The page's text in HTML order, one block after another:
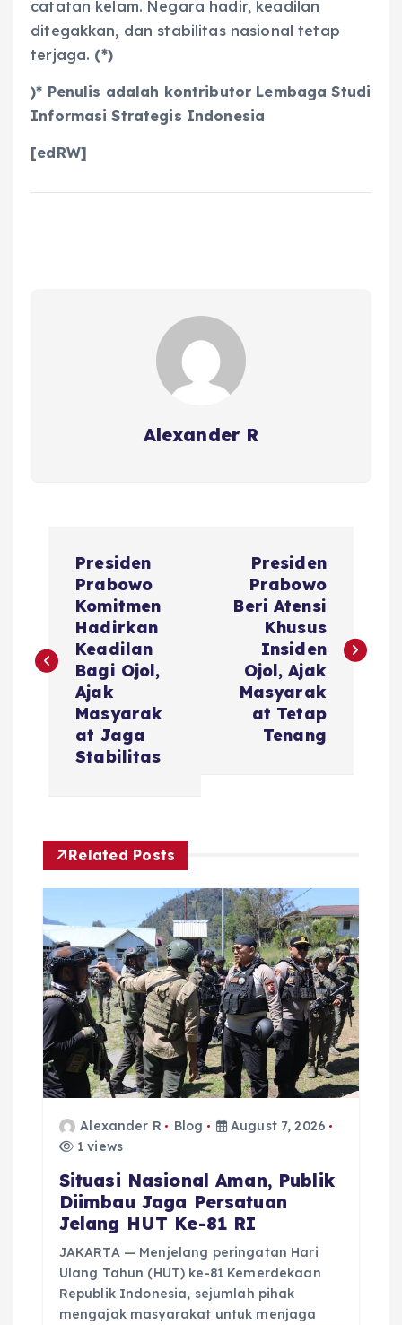
catatan kelam. Negara hadir, keadilan
ditegakkan, dan stabilitas nasional tetap
terjaga. (*)
)* Penulis adalah kontributor Lembaga Studi
Informasi Strategis Indonesia
[edRW]
Alexander R
t
g
a
t
o
Presiden
Prabowo
Komitmen
Hadirkan
Keadilan
Bagi Ojol,
Ajak
Masyarak
at Jaga
Stabilitas
Presiden
Prabowo
Beri Atensi
Khusus
Insiden
Ojol, Ajak
Masyarak
at Tetap
Tenang
Related Posts
Alexander R Blog
August 7, 2026
1 views
Situasi Nasional Aman, Publik
Diimbau Jaga Persatuan
Jelang HUT Ke-81 RI
JAKARTA — Menjelang peringatan Hari
Ulang Tahun (HUT) ke-81 Kemerdekaan
Republik Indonesia, sejumlah pihak
mengajak masyarakat untuk menjaga